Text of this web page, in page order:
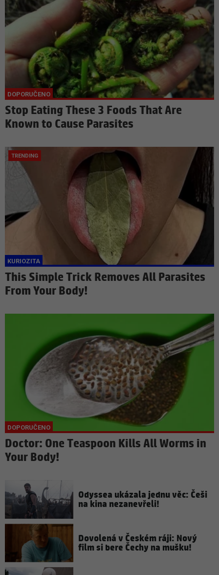
Stop Eating These 3 Foods That Are
Known to Cause Parasites
This Simple Trick Removes All Parasites
From Your Body!
Doctor: One Teaspoon Kills All Worms in
Your Body!
Odyssea ukázala jednu věc: Češi
na kina nezanevřeli!
Dovolená v Českém ráji: Nový
film si bere Čechy na mušku!